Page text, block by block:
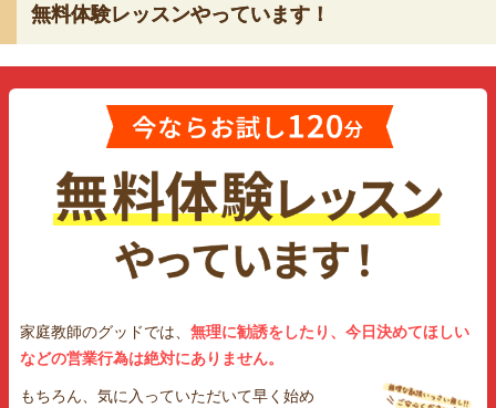
無料体験レッスンやっています！
家庭教師のグッドでは、 無理に勧誘をしたり、今日決めてほしい
などの営業行為は絶対にありません。
もちろん、気に入っていただいて早く始め